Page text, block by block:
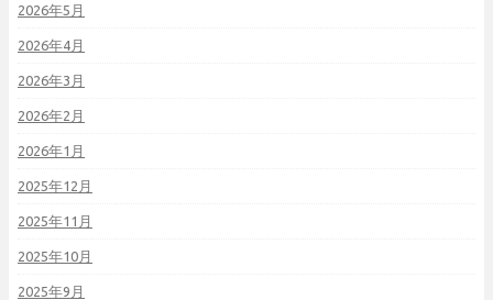
2026年5月
2026年4月
2026年3月
2026年2月
2026年1月
2025年12月
2025年11月
2025年10月
2025年9月